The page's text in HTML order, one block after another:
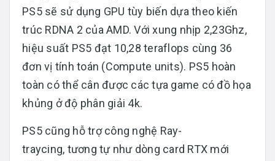
PS5 sẽ sử dụng GPU tùy biến dựa theo kiến
trúc RDNA 2 của AMD. Với xung nhịp 2,23Ghz,
hiệu suất PS5 đạt 10,28 teraflops cùng 36
đơn vị tính toán (Compute units). PS5 hoàn
toàn có thể cân được các tựa game có đồ họa
khủng ở độ phân giải 4k.
PS5 cũng hỗ trợ công nghệ Ray-
traycing, tương tự như dòng card RTX mới